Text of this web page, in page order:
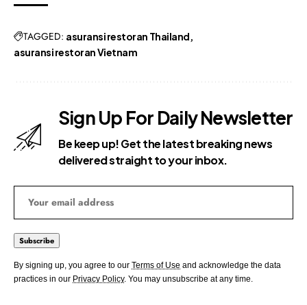
TAGGED: asuransi restoran Thailand
asuransi restoran Vietnam
Sign Up For Daily Newsletter
Be keep up! Get the latest breaking news
delivered straight to your inbox.
By signing up, you agree to our Terms of Use and acknowledge the data
practices in our Privacy Policy. You may unsubscribe at any time.